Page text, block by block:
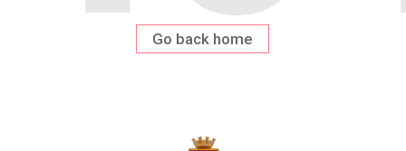
Go back home